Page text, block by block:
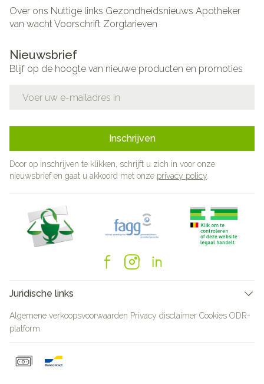
Over ons Nuttige links Gezondheidsnieuws Apotheker
van wachtVoorschrift Zorgtarieven
Nieuwsbrief
Blijf op de hoogte van nieuwe producten en promoties
Inschrijven
Door op inschrijven te klikken, schrijft u zich in voor onze
nieuwsbrief en gaat u akkoord met onze privacy policy
Juridische links
Algemene verkoopsvoorwaarden Privacy disclaimer Cookies ODR-
platform